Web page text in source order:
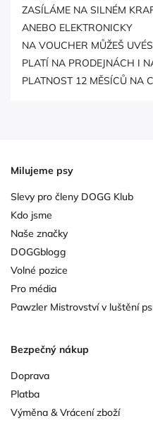
ZASÍLÁME NA SILNÉM
ANEBO ELEKTRONICKY
NA VOUCHER MŮŽEŠ
PLATÍ NA PRODEJNÁCH I
PLATNOST 12 MĚSÍCŮ NA
Milujeme psy
Slevy pro členy DOGG Klub
Kdo jsme
Naše značky
DOGGblogg
Volné pozice
Pro média
Pawzler Mistrovství v luštění
Bezpečný nákup
Doprava
Platba
Výměna & Vrácení zboží